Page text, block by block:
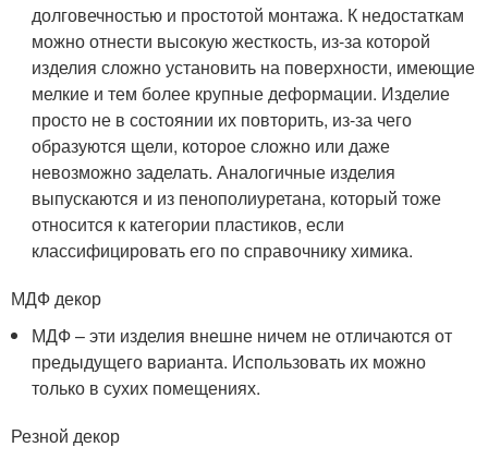
долговечностью и простотой монтажа. К недостаткам
можно отнести высокую жесткость, из-за которой
изделия сложно установить на поверхности, имеющие
мелкие и тем более крупные деформации. Изделие
просто не в состоянии их повторить, из-за чего
образуются щели, которое сложно или даже
невозможно заделать. Аналогичные изделия
выпускаются и из пенополиуретана, который тоже
относится к категории пластиков, если
классифицировать его по справочнику химика.
МДФ декор
МДФ – эти изделия внешне ничем не отличаются от
предыдущего варианта. Использовать их можно
только в сухих помещениях.
Резной декор